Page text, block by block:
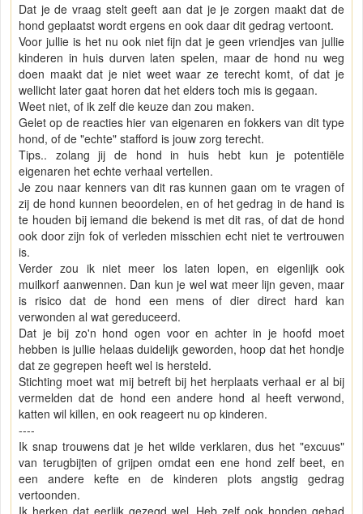
Dat je de vraag stelt geeft aan dat je je zorgen maakt dat de
hond geplaatst wordt ergens en ook daar dit gedrag vertoont.
Voor jullie is het nu ook niet fijn dat je geen vriendjes van jullie
kinderen in huis durven laten spelen, maar de hond nu weg
doen maakt dat je niet weet waar ze terecht komt, of dat je
wellicht later gaat horen dat het elders toch mis is gegaan.
Weet niet, of ik zelf die keuze dan zou maken.
Gelet op de reacties hier van eigenaren en fokkers van dit type
hond, of de "echte" stafford is jouw zorg terecht.
Tips.. zolang jij de hond in huis hebt kun je potentiële
eigenaren het echte verhaal vertellen.
Je zou naar kenners van dit ras kunnen gaan om te vragen of
zij de hond kunnen beoordelen, en of het gedrag in de hand is
te houden bij iemand die bekend is met dit ras, of dat de hond
ook door zijn fok of verleden misschien echt niet te vertrouwen
is.
Verder zou ik niet meer los laten lopen, en eigenlijk ook
muilkorf aanwennen. Dan kun je wel wat meer lijn geven, maar
is risico dat de hond een mens of dier direct hard kan
verwonden al wat gereduceerd.
Dat je bij zo'n hond ogen voor en achter in je hoofd moet
hebben is jullie helaas duidelijk geworden, hoop dat het hondje
dat ze gegrepen heeft wel is hersteld.
Stichting moet wat mij betreft bij het herplaats verhaal er al bij
vermelden dat de hond een andere hond al heeft verwond,
katten wil killen, en ook reageert nu op kinderen.
----
Ik snap trouwens dat je het wilde verklaren, dus het "excuus"
van terugbijten of grijpen omdat een ene hond zelf beet, en
een andere kefte en de kinderen plots angstig gedrag
vertoonden.